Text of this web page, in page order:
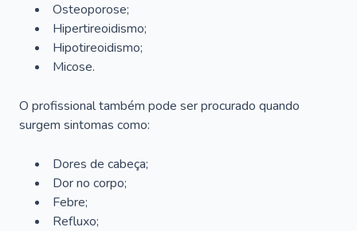
Osteoporose;
Hipertireoidismo;
Hipotireoidismo;
Micose.
O profissional também pode ser procurado quando
surgem sintomas como:
Dores de cabeça;
Dor no corpo;
Febre;
Refluxo;